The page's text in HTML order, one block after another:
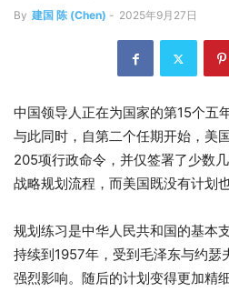
By 建国 陈 (Chen) - 2025年9月27日
中国领导人正在为国家的第15个五
与此同时，自第二个任期开始，美
205项行政命令，并仅签署了少数
战略规划流程，而美国既没有计划
规划练习是中华人民共和国的基本
持续到1957年，受到毛泽东与约瑟
强烈影响。随后的计划变得更加精